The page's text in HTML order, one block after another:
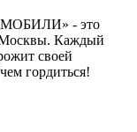
- это
Москвы. Каждый
своей
гордиться!